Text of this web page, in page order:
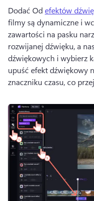
Dodać Od efektów
filmy są dynamiczne i
zawartości na pasku
rozwijanej dźwięku, a
dźwiękowych i wybierz
upuść efekt dźwiękowy
znaczniku czasu, co